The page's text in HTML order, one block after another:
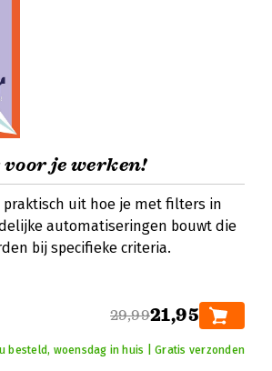
je werken!
praktisch uit hoe je met filters in
automatiseringen bouwt die
bij specifieke criteria.
29,9921,95
besteld, woensdag in huis | Gratis verzonden